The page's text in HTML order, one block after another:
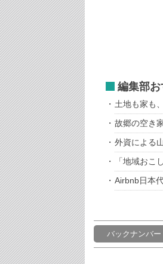
編集部
土地も家も
故郷の空き
外資による
「地域おこ
Airbnb日本
バックナンバー